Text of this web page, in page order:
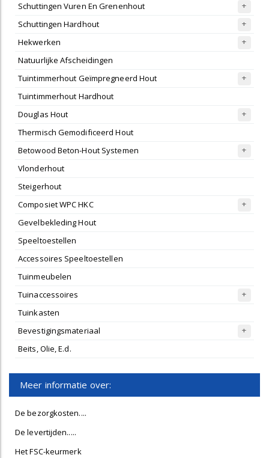
Schuttingen Vuren En Grenenhout
Schuttingen Hardhout
Hekwerken
Natuurlijke Afscheidingen
Tuintimmerhout Geïmpregneerd Hout
Tuintimmerhout Hardhout
Douglas Hout
Thermisch Gemodificeerd Hout
Betowood Beton-Hout Systemen
Vlonderhout
Steigerhout
Composiet WPC HKC
Gevelbekleding Hout
Speeltoestellen
Accessoires Speeltoestellen
Tuinmeubelen
Tuinaccessoires
Tuinkasten
Bevestigingsmateriaal
Beits, Olie, E.d.
Meer informatie over:
De bezorgkosten....
De levertijden.....
Het FSC-keurmerk